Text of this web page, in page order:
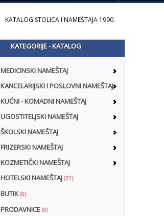
KATALOG STOLICA I NAMEŠTAJA 1990.
KATEGORIJE - KATALOG
MEDICINSKI NAMEŠTAJ
KANCELARIJSKI I POSLOVNI NAMEŠTAJ
KUĆNI - KOMADNI NAMEŠTAJ
UGOSTITELJSKI NAMEŠTAJ
ŠKOLSKI NAMEŠTAJ
FRIZERSKI NAMEŠTAJ
KOZMETIČKI NAMEŠTAJ
HOTELSKI NAMEŠTAJ (27)
BUTIK (0)
PRODAVNICE (0)